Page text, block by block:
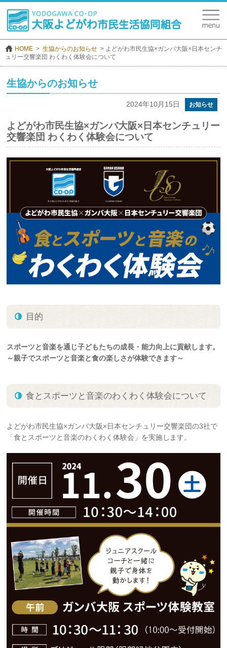
HOME 生協からのお知らせ
よどがわ市民生協×ガンバ大阪×日本センチ
ュリー交響楽団 わくわく体験会について
生協からのお知らせ
2024年10月15日 お知らせ
よどがわ市民生協×ガンバ大阪×日本センチュリー
交響楽団 わくわく体験会について
目的
スポーツと音楽を通じ子どもたちの成長・能力向上に貢献します。
～親子でスポーツと音楽と食の楽しさが体験できます～
食とスポーツと音楽のわくわく体験会について
よどがわ市民生協×ガンバ大阪×日本センチュリー交響楽団の3社で
「食とスポーツと音楽のわくわく体験会」を実施します。